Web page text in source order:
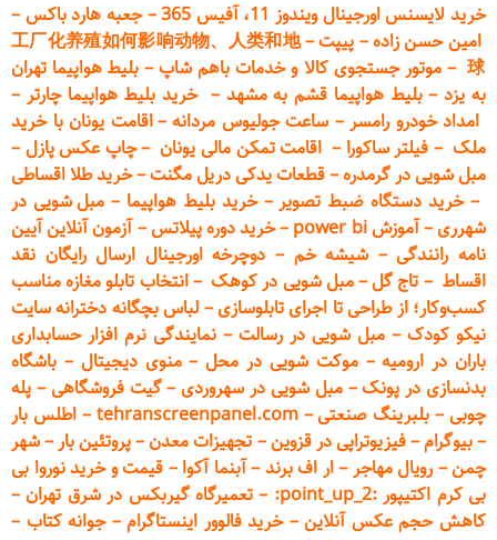
خرید لایسنس اورجینال ویندوز 11، آفیس 365
–جعبه هارد باکس –
امین حسن زاده– پیپت–
工厂化养殖如何影响动物、人类和地
球
– موتور جستجوی کالا و خدمات باهم شاپ– بلیط هواپیما تهران
به یزد–بلیط هواپیما قشم به مشهد –خرید بلیط هواپیما چارتر –
امداد خودرو رامسر– ساعت جولیوس مردانه–اقامت یونان با خرید
ملک – فیلتر ساکورا – اقامت تمکن مالی یونان –چاپ عکس پازل –
مبل شویی در گرمدره–قطعاتیدکی دریل مگنت–خرید طلا اقساطی
–خرید دستگاه ضبط تصویر–خرید بلیط هواپیما –مبل شویی در
شهرری–آموزش power bi –خرید دورهپیلاتس–آزمون آنلاین آیین
نامه رانندگی– شیشه خم – دوچرخه اورجینال ارسال رایگان نقد
اقساط – تاج گل–مبل شویی در کوهک–انتخاب تابلو مغازه مناسب
کسب‌وکار؛ از طراحی تا اجرای تابلوسازی– لباس بچگانه دخترانه سایت
نیکو کودک – مبل شویی در رسالت – نمایندگی نرم افزار حسابداری
باران در ارومیه–موکت شویی در محل–منوی دیجیتال – باشگاه
بدنسازی در پونک–مبل شویی در سهروردی–گیت فروشگاهی – پله
چوبی – بلبرینگ صنعتی–
tehranscreenpanel.com
–اطلس بار
–بیوگرام–فیزیوتراپی در قزوین– تجهیزات معدن–پروتئین بار–شهر
چمن– رویال مهاجر –ار اف برند –آبنما آکوا – قیمت و خرید نوروا بی
بی کرم اکتیپور :point_up_2:
– تعمیرگاه گیربکس در شرق تهران–
کاهش حجم عکس آنلاین–خرید فالوور اینستاگرام–جوانه کتاب –